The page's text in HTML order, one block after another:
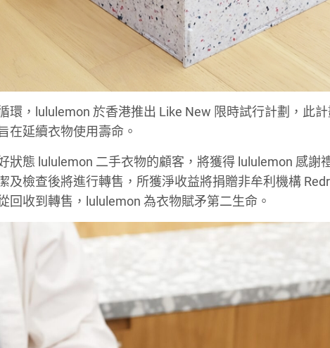
環，lululemon 於香港推出 Like New 限時試行計劃，此
在延續衣物使用壽命。
狀態 lululemon 二手衣物的顧客，將獲得 lululemon 感謝
及檢查後將進行轉售，所獲淨收益將捐贈非牟利機構
回收到轉售，lululemon 為衣物賦矛第二生命。